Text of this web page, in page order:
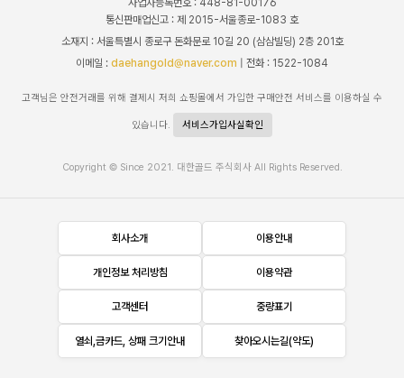
사업자등록번호 : 448-81-00176
통신판매업신고 : 제 2015-서울종로-1083 호
소재지 : 서울특별시 종로구 돈화문로 10길 20 (삼삼빌딩) 2층 201호
이메일 : daehangold@naver.com | 전화 : 1522-1084
고객님은 안전거래를 위해 결제시 저희 쇼핑몰에서 가입한 구매안전 서비스를 이용하실 수
있습니다. 서비스가입사실확인
Copyright © Since 2021. 대한골드 주식회사 All Rights Reserved.
회사소개 이용안내
개인정보 처리방침 이용약관
고객센터 중량표기
열쇠,금카드, 상패 크기안내 찾아오시는길(약도)